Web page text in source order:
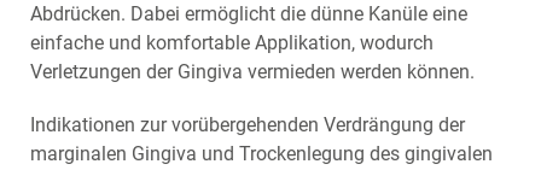
Abdrücken. Dabei ermöglicht die dünne Kanüle eine
einfache und komfortable Applikation, wodurch
Verletzungen der Gingiva vermieden werden können.
Indikationen zur vorübergehenden Verdrängung der
marginalen Gingiva und Trockenlegung des gingivalen